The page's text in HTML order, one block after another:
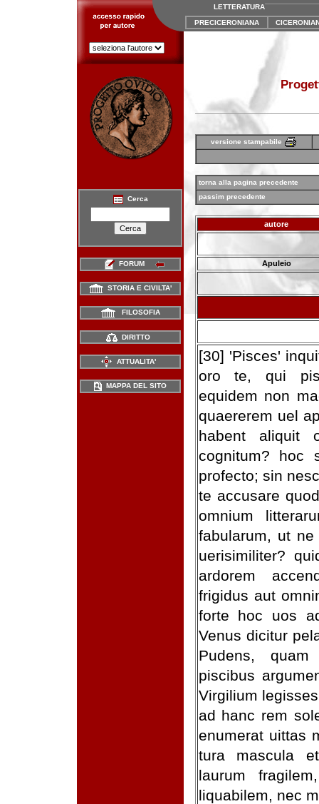
LETTERATURA
PRECICERONIANA
Cerca
FORUM
STORIA E CIVILTA'
FILOSOFIA
DIRITTO
ATTUALITA'
MAPPA DEL SITO
versione stampabile
torna alla pagina precedente
passim precedente
autore
Apuleio
[30] 'Pisces'
oro te, qui
equidem non
quaererem uel
habent aliquit
cognitum? hoc
profecto; sin
te accusare
omnium
fabularum, ut
uerisimiliter?
ardorem
frigidus aut
forte hoc uos
Venus dicitur
Pudens,
piscibus
Virgilium
ad hanc rem
enumerat uittas
tura mascula
laurum
liquabilem, nec